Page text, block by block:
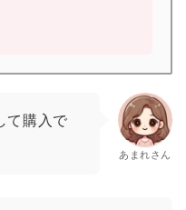
て購入で
あまれさん